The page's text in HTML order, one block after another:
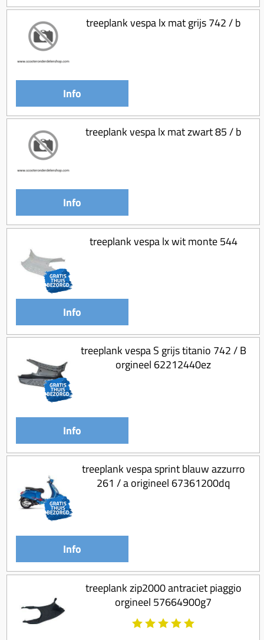
treeplank vespa lx mat grijs 742 / b
Info
treeplank vespa lx mat zwart 85 / b
Info
treeplank vespa lx wit monte 544
Info
treeplank vespa S grijs titanio 742 / B
orgineel 62212440ez
Info
treeplank vespa sprint blauw azzurro
261 / a origineel 67361200dq
Info
treeplank zip2000 antraciet piaggio
orgineel 57664900g7